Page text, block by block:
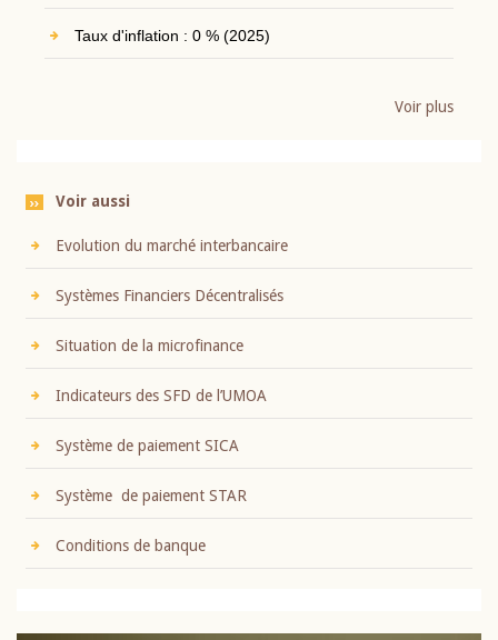
Taux d'inflation : 0 % (2025)
Voir plus
Voir aussi
Evolution du marché interbancaire
Systèmes Financiers Décentralisés
Situation de la microfinance
Indicateurs des SFD de l’UMOA
Système de paiement SICA
Système de paiement STAR
Conditions de banque